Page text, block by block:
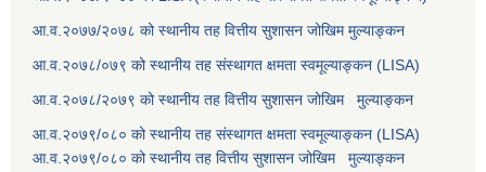
आ.व.२०७७/२०७८ को स्थानीय तह वित्तीय सुशासन जोखिम मुल्याङ्कन
आ.व.२०७८/०७९ को स्थानीय तह संस्थागत क्षमता स्वमूल्याङ्कन (LISA)
आ.व.२०७८/२०७९ को स्थानीय तह वित्तीय सुशासन जोखिम मुल्याङ्कन
आ.व.२०७९/०८० को स्थानीय तह संस्थागत क्षमता स्वमूल्याङ्कन (LISA)
आ.व.२०७९/०८० को स्थानीय तह वित्तीय सुशासन जोखिम मुल्याङ्कन